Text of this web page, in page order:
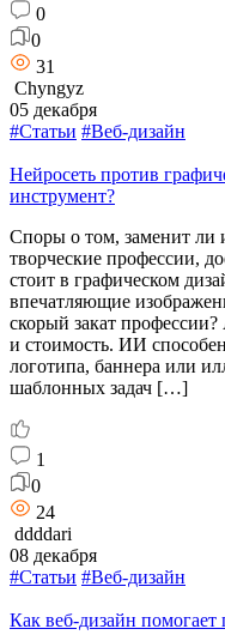
0
0
31
Chyngyz
05 декабря
#Статьи #Веб-дизайн
Нейросеть против
инструмент?
Споры о том, заменит ли
творческие профессии,
стоит в графическом
впечатляющие
скорый закат
и стоимость. ИИ
логотипа, баннера или
шаблонных задач […]
1
0
24
ddddari
08 декабря
#Статьи #Веб-дизайн
Как веб-дизайн помогает